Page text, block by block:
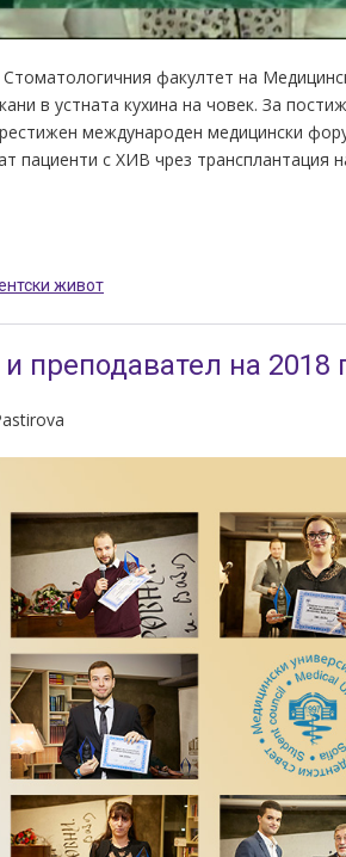
факултет на
в устната кухина на човек. За
международен медицински
пациенти с ХИВ чрез трансплантация
живот
преподавател на 2018